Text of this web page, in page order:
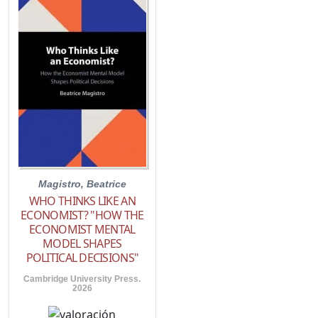
Magistro, Beatrice
WHO THINKS LIKE AN
ECONOMIST? "HOW THE
ECONOMIST MENTAL
MODEL SHAPES
POLITICAL DECISIONS"
Cambridge University Press.
2026